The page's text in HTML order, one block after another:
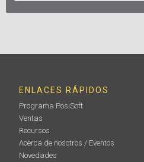
ENLACES RÁPIDOS
Programa PosiSoft
Ventas
Recursos
Acerca de nosotros / Eventos
Novedades